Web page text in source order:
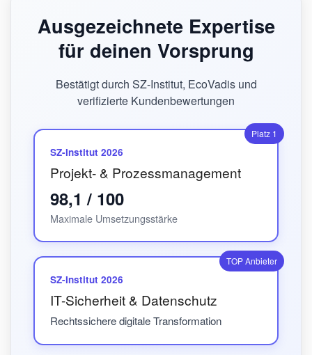
Ausgezeichnete Expertise
für deinen Vorsprung
Bestätigt durch SZ-Institut, EcoVadis und
verifizierte Kundenbewertungen
Platz 1
SZ-Institut 2026
Projekt- & Prozessmanagement
98,1 / 100
Maximale Umsetzungsstärke
TOP Anbieter
SZ-Institut 2026
IT-Sicherheit & Datenschutz
Rechtssichere digitale Transformation